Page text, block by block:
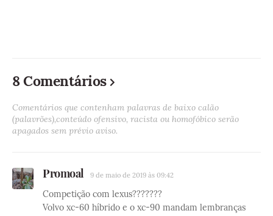
8 Comentários
Comentários que contenham palavras de baixo calão
(palavrões),conteúdo ofensivo, racista ou homofóbico serão
apagados sem prévio aviso.
Promoal 9 de maio de 2019 às 09:42
Competição com lexus???????
Volvo xc-60 híbrido e o xc-90 mandam lembranças